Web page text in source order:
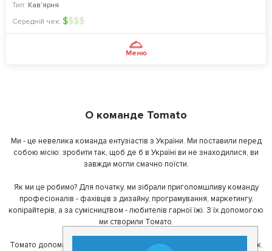
Тип: Кав'ярня
Середній чек: $$$$
Меню
О команде Tomato
Ми - це невелика команда ентузіастів з України. Ми поставили перед
собою місію: зробити так, щоб де б в Україні ви не знаходилися, ви
завжди могли смачно поїсти.
Як ми це робимо? Для початку, ми зібрали приголомшливу команду
професіоналів - фахівців з дизайну, програмування, маркетингу,
копірайтерів, а за сумісництвом - любителів гарної їжі. З їх допомогою
ми створили Томато.
Томато допомагає своїм користувачам знайти цікаві місця неподалік.